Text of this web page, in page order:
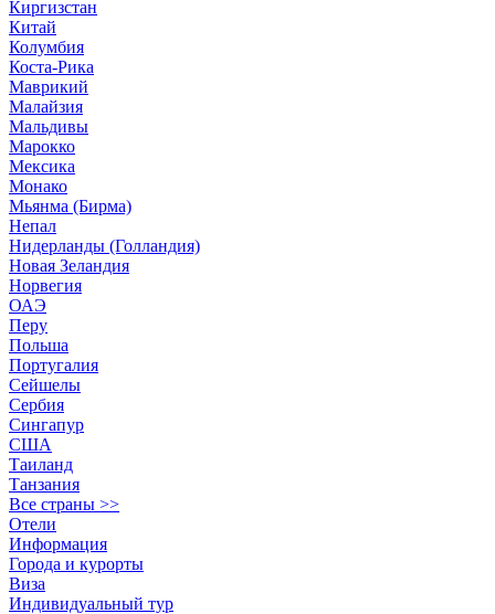
Киргизстан
Китай
Колумбия
Коста-Рика
Маврикий
Малайзия
Мальдивы
Марокко
Мексика
Монако
Мьянма (Бирма)
Непал
Нидерланды (Голландия)
Новая Зеландия
Норвегия
ОАЭ
Перу
Польша
Португалия
Сейшелы
Сербия
Сингапур
США
Таиланд
Танзания
Все страны >>
Отели
Информация
Города и курорты
Виза
Индивидуальный тур